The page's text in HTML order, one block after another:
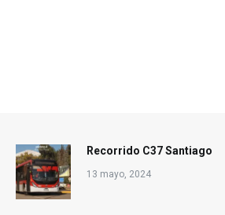
Recorrido C37 Santiago
13 mayo, 2024